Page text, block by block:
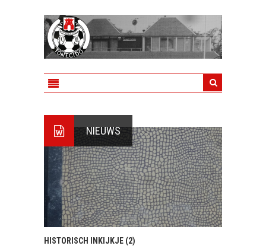
NIEUWS
HISTORISCH INKIJKJE (2)